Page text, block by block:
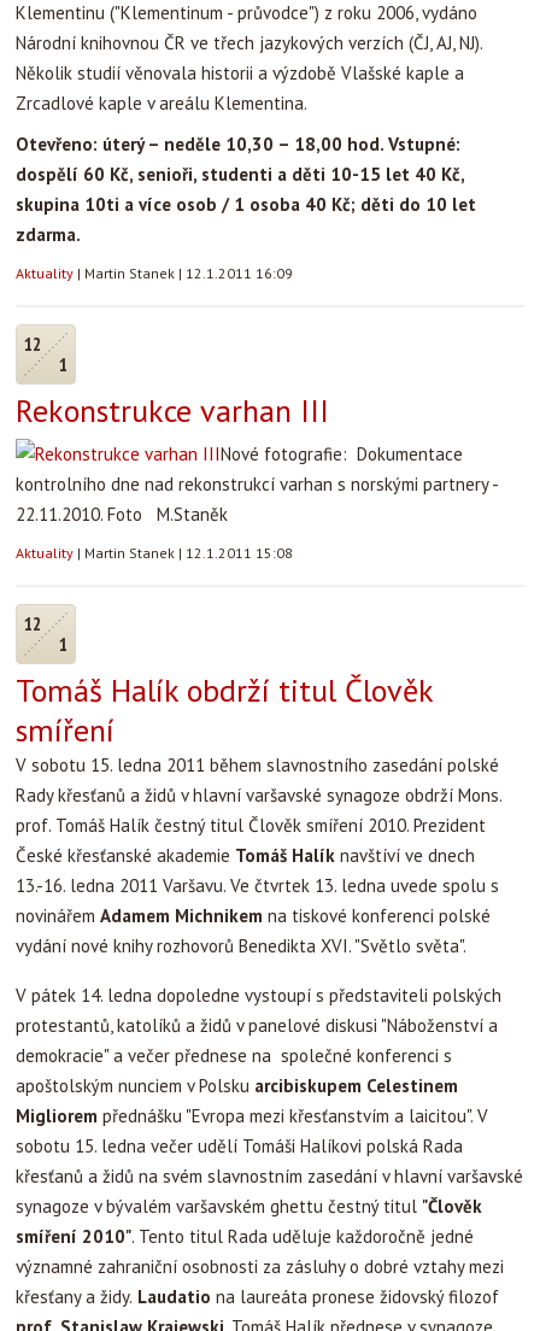
Klementinu ("Klementinum - průvodce") z roku 2006, vydáno
Národní knihovnou ČR ve třech jazykových verzích (ČJ, AJ, NJ).
Několik studií věnovala historii a výzdobě Vlašské kaple a
Zrcadlové kaple v areálu Klementina.
Otevřeno: úterý – neděle 10,30 – 18,00 hod. Vstupné:
dospělí 60 Kč, senioři, studenti a děti 10-15 let 40 Kč,
skupina 10ti a více osob / 1 osoba 40 Kč; děti do 10 let
zdarma.
Aktuality | Martin Stanek | 12.1.2011 16:09
12
1
Rekonstrukce varhan III
Nové fotografie: Dokumentace
kontrolního dne nad rekonstrukcí varhan s norskými partnery -
22.11.2010. Foto M.Staněk
Aktuality | Martin Stanek | 12.1.2011 15:08
12
1
Tomáš Halík obdrží titul Člověk
smíření
V sobotu 15. ledna 2011 během slavnostního zasedání polské
Rady křesťanů a židů v hlavní varšavské synagoze obdrží Mons.
prof. Tomáš Halík čestný titul Člověk smíření 2010. Prezident
České křesťanské akademie Tomáš Halík navštíví ve dnech
13.-16. ledna 2011 Varšavu. Ve čtvrtek 13. ledna uvede spolu s
novinářem Adamem Michnikem na tiskové konferenci polské
vydání nové knihy rozhovorů Benedikta XVI. "Světlo světa".
V pátek 14. ledna dopoledne vystoupí s představiteli polských
protestantů, katolíků a židů v panelové diskusi "Náboženství a
demokracie" a večer přednese na společné konferenci s
apoštolským nunciem v Polsku arcibiskupem Celestinem
Migliorem přednášku "Evropa mezi křesťanstvím a laicitou". V
sobotu 15. ledna večer udělí Tomáši Halíkovi polská Rada
křesťanů a židů na svém slavnostním zasedání v hlavní varšavské
synagoze v bývalém varšavském ghettu čestný titul "Člověk
smíření 2010". Tento titul Rada uděluje každoročně jedné
významné zahraniční osobnosti za zásluhy o dobré vztahy mezi
křesťany a židy. Laudatio na laureáta pronese židovský filozof